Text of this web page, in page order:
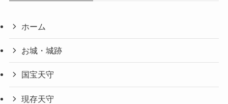
ホーム
お城・城跡
国宝天守
現存天守